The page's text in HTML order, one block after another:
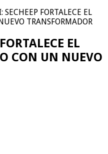
SECHEEP FORTALECE EL
TRANSFORMADOR
EL
CON UN NUEVO